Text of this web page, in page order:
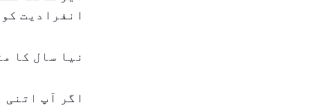
انفرادیت
نیا سال کا
اگر آپ اتنی